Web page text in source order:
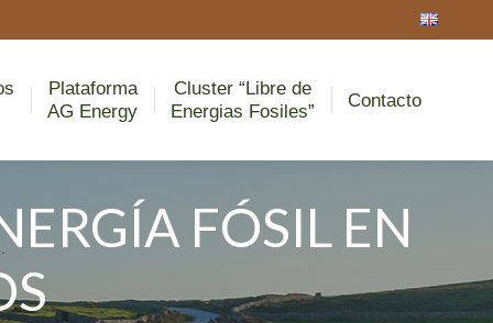
Plataforma
AG Energy
Cluster “Libre de
Energias Fosiles”
Contacto
FÓSIL EN
AG Energy
Energias Fosiles”